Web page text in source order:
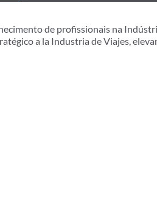
de profissionais na
a la Industria de Viajes,